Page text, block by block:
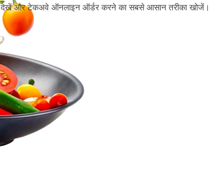
देखें और टेकअवे ऑनलाइन ऑर्डर करने का सबसे आसान तरीका खोजें।